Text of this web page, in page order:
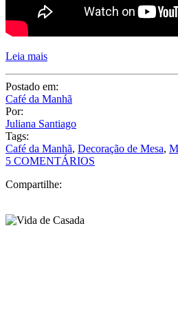
Leia mais
Postado em:
Café da Manhã
Juliana Santiago